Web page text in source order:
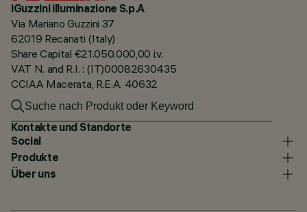
iGuzzini illuminazione S.p.A
Via Mariano Guzzini 37
62019 Recanati (Italy)
Share Capital €21.050.000,00 i.v.
VAT N. and R.I. : (IT)00082630435
CCIAA Macerata, R.E.A. 40632
Kontakte und Standorte
Social
Produkte
Über uns